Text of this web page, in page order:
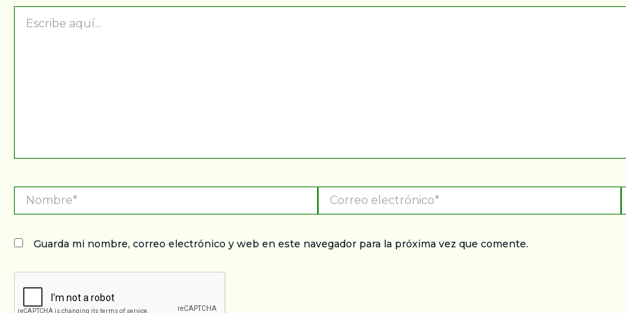
aquí...
Nombre*
Correo
electrónico*
Guarda mi nombre, correo electrónico y web en este navegador para la próxima vez que comente.